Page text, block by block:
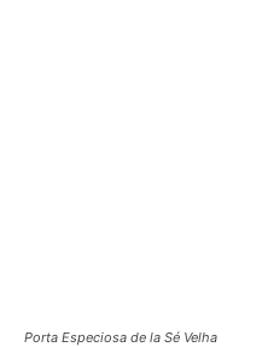
Porta Especiosa de la Sé Velha